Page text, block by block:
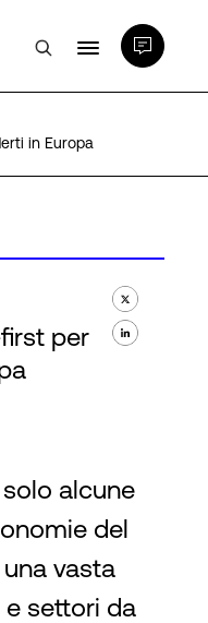
in Europa
per
alcune
del
vasta
settori da